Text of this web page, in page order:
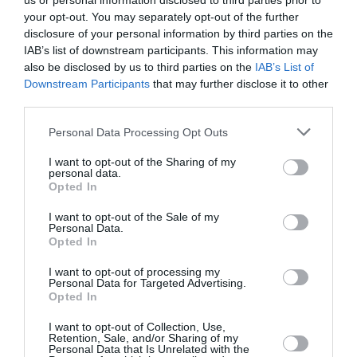
your opt-out. You may separately opt-out of the further
disclosure of your personal information by third parties on the
IAB’s list of downstream participants. This information may
also be disclosed by us to third parties on the IAB’s List of
Downstream Participants that may further disclose it to other
Personal Data Processing Opt Outs
I want to opt-out of the Sharing of my
personal data.
Opted In
I want to opt-out of the Sale of my
Personal Data.
Opted In
I want to opt-out of processing my
Personal Data for Targeted Advertising.
Opted In
I want to opt-out of Collection, Use,
Retention, Sale, and/or Sharing of my
Personal Data that Is Unrelated with the
ξεχωριστό τρόπο
ΜΟΥΣΙΚΗ / LIVE REVIEWS
Groundation live:
Bob Marley
Tribute
❮ Προηγούμενη 10
Τελευταία